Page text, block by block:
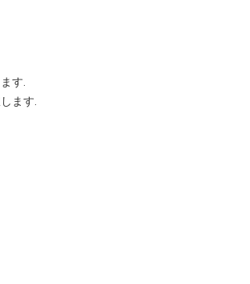
す.
ます.